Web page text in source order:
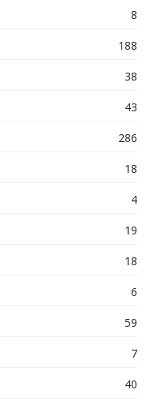
8
188
38
43
286
18
4
19
18
6
59
7
40